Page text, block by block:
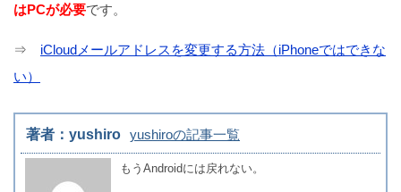
はPCが必要です。
⇒ iCloudメールアドレスを変更する方法（iPhoneではできな
い）
著者：yushiro yushiroの記事一覧
もうAndroidには戻れない。